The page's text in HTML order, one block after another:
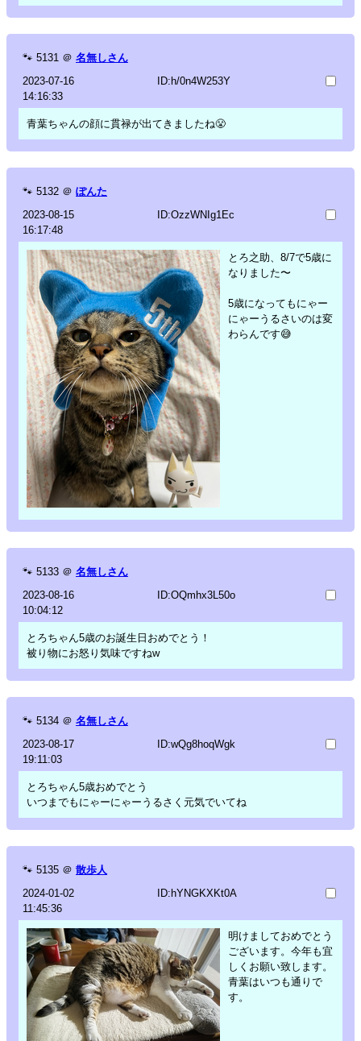
🐾 5131 ＠ 名無しさん
2023-07-16
14:16:33
ID:h/0n4W253Y
青葉ちゃんの顔に貫禄が出てきましたね😤
🐾 5132 ＠ ぽんた
2023-08-15
16:17:48
ID:OzzWNIg1Ec
とろ之助、8/7で5歳に
なりました〜
5歳になってもにゃー
にゃーうるさいのは変
わらんです😅
🐾 5133 ＠ 名無しさん
2023-08-16
10:04:12
ID:OQmhx3L50o
とろちゃん5歳のお誕生日おめでとう！
被り物にお怒り気味ですねw
🐾 5134 ＠ 名無しさん
2023-08-17
19:11:03
ID:wQg8hoqWgk
とろちゃん5歳おめでとう
いつまでもにゃーにゃーうるさく元気でいてね
🐾 5135 ＠ 散歩人
2024-01-02
11:45:36
ID:hYNGKXKt0A
明けましておめでとう
ございます。今年も宜
しくお願い致します。
青葉はいつも通りで
す。